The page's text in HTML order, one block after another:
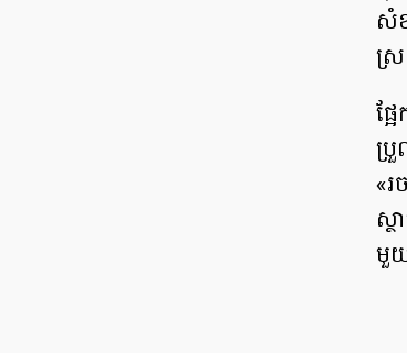
សំ
ស្
ផ្អ
ប្រួ
«រ
ស្
មួ